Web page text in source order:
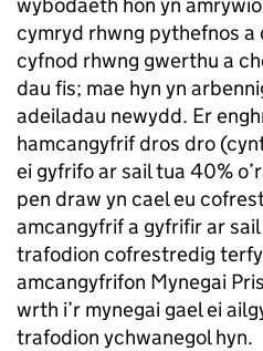
cymryd rhwng pythefnos a
cyfnod rhwng gwerthu a
dau fis; mae hyn yn
adeiladau newydd. Er
hamcangyfrif dros dro
ei gyfrifo ar sail tua 40%
pen draw yn cael eu
amcangyfrif a gyfrifir ar
trafodion cofrestredig
amcangyfrifon Mynegai
wrth i’r mynegai gael ei
trafodion ychwanegol hyn.